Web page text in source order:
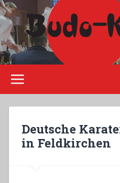
Please disable Adblock!
Deutsche
in Feldkirchen